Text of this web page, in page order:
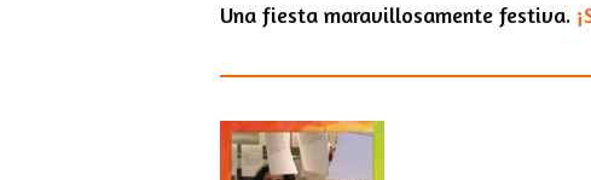
Una fiesta maravillosamente festiva.